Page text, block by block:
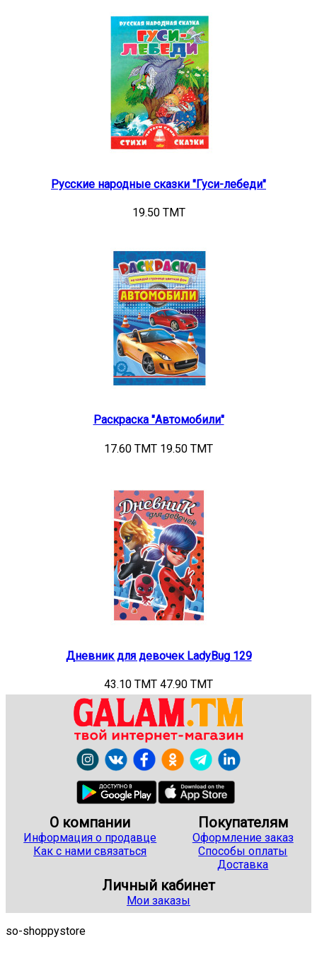
Русские народные сказки "Гуси-лебеди"
19.50 TMT
Раскраска "Автомобили"
17.60 TMT 19.50 TMT
Дневник для девочек LadyBug 129
43.10 TMT 47.90 TMT
О компании
Информация о продавце
Как с нами связаться
Покупателям
Оформление заказ
Способы оплаты
Доставка
Личный кабинет
Мои заказы
so-shoppystore